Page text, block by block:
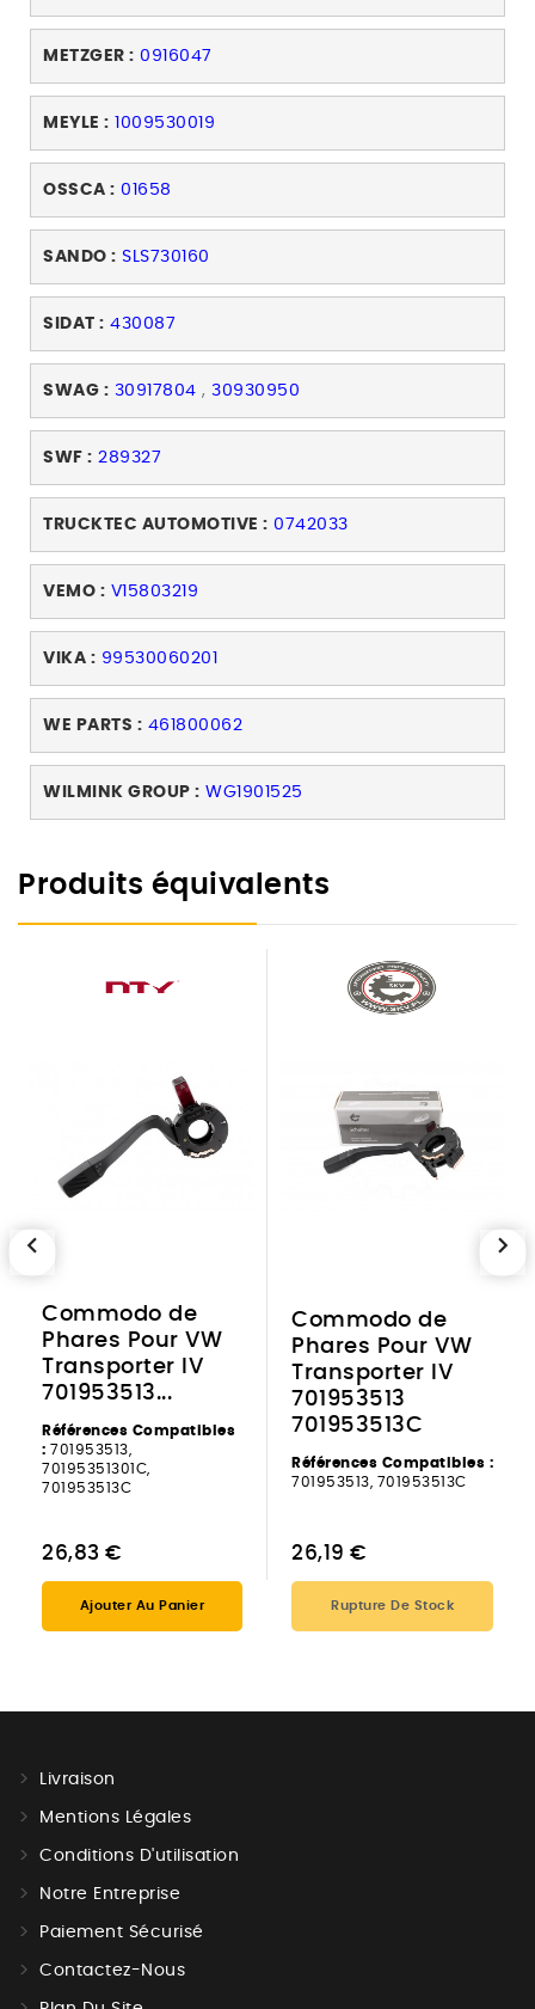
METZGER : 0916047
MEYLE : 1009530019
OSSCA : 01658
SANDO : SLS730160
SIDAT : 430087
SWAG : 30917804 , 30930950
SWF : 289327
TRUCKTEC AUTOMOTIVE : 0742033
VEMO : V15803219
VIKA : 99530060201
WE PARTS : 461800062
WILMINK GROUP : WG1901525
Produits équivalents
Commodo de
Phares Pour VW
Transporter IV
701953513...
Références Compatibles
: 701953513,
70195351301C,
701953513C
26,83 €
Ajouter Au Panier
Commodo de
Phares Pour VW
Transporter IV
701953513
701953513C
Références Compatibles :
701953513, 701953513C
26,19 €
Rupture De Stock
chevron_left chevron_right
Livraison
Mentions Légales
Conditions D'utilisation
Notre Entreprise
Paiement Sécurisé
Contactez-Nous